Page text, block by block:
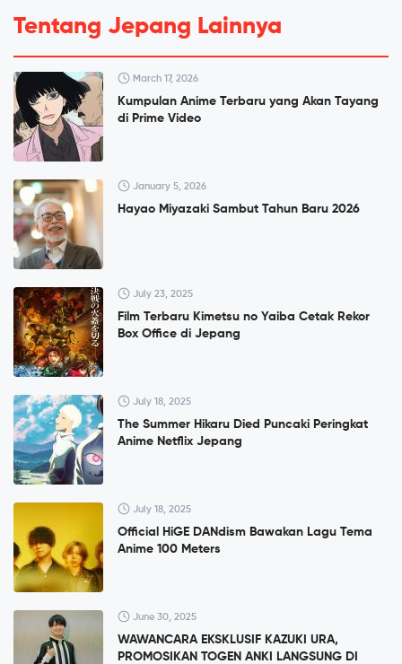
Tentang Jepang Lainnya
March 17, 2026
Kumpulan Anime Terbaru yang Akan Tayang
di Prime Video
January 5, 2026
Hayao Miyazaki Sambut Tahun Baru 2026
July 23, 2025
Film Terbaru Kimetsu no Yaiba Cetak Rekor
Box Office di Jepang
July 18, 2025
The Summer Hikaru Died Puncaki Peringkat
Anime Netflix Jepang
July 18, 2025
Official HiGE DANdism Bawakan Lagu Tema
Anime 100 Meters
June 30, 2025
WAWANCARA EKSKLUSIF KAZUKI URA,
PROMOSIKAN TOGEN ANKI LANGSUNG DI